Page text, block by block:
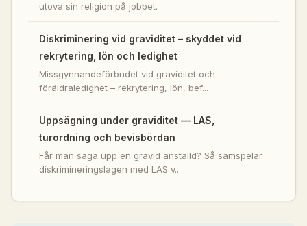
utöva sin religion på jobbet.
Diskriminering vid graviditet – skyddet vid
rekrytering, lön och ledighet
Missgynnandeförbudet vid graviditet och
föräldraledighet – rekrytering, lön, bef...
Uppsägning under graviditet — LAS,
turordning och bevisbördan
Får man säga upp en gravid anställd? Så samspelar
diskrimineringslagen med LAS v...